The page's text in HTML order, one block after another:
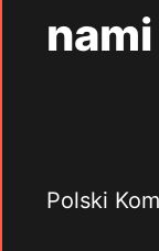
nami
Polski